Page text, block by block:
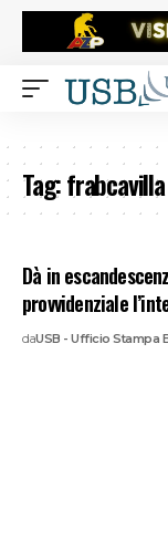
Tag:
Dà in
provvidenziale
daUSB - Ufficio Stampa